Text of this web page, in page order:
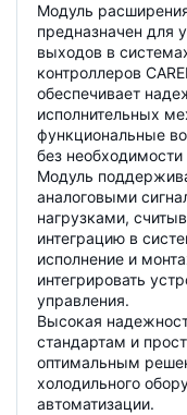
Модуль
предназначен для
выходов в
контроллеров
обеспечивает
исполнительных
функциональные
без
Модуль
аналоговыми
нагрузками,
интеграцию в
исполнение и
интегрировать
управления.
Высокая
стандартам и
оптимальным
холодильного
автоматизации.